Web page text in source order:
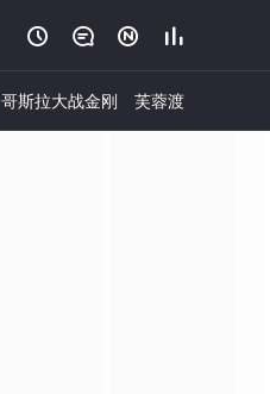
   
哥斯拉大战金刚 芙蓉渡